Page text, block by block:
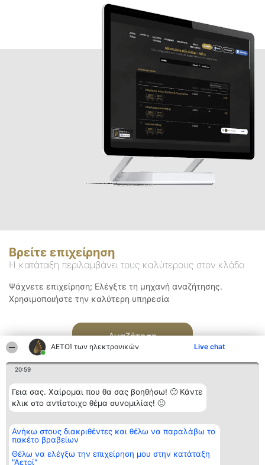
ΑΕΤΟΊ των ηλεκτρονικών Live chat
20:59
Γεια σας. Χαίρομαι που θα σας βοηθήσω! 🙂 Κάντε
κλικ στο αντίστοιχο θέμα συνομιλίας! 🙂
Ανήκω στους διακριθέντες και θέλω να παραλάβω το
πακέτο βραβείων
Θέλω να ελέγξω την επιχείρηση μου στην κατάταξη
"Αετοί"
Βρείτε επιχείρηση
Η κατάταξη περιλαμβάνει τους καλύτερους στον κλάδο
Ψάχνετε επιχείρηση; Ελέγξτε τη μηχανή αναζήτησης.
Χρησιμοποιήστε την καλύτερη υπηρεσία
Αναζήτηση
Διοργανωτής της
κατάταξης
BEAUTIFUL COMPANY
ΤΗΛ. ΕΠΙΚΟΙΝΩΝΙΑΣ:
Κατάταξη
Διακριθέντες
των
διακριθέντων
Επικοινωνία
Επικοινωνία